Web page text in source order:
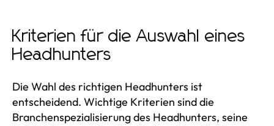
Kriterien für die Auswahl eines
Headhunters
Die Wahl des richtigen Headhunters ist
entscheidend. Wichtige Kriterien sind die
Branchenspezialisierung des Headhunters, seine